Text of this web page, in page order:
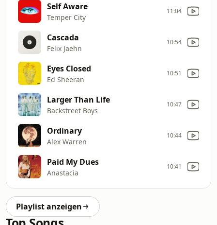
Self Aware
Temper City
11:04
Cascada
Felix Jaehn
10:54
Eyes Closed
Ed Sheeran
10:51
Larger Than Life
Backstreet Boys
10:47
Ordinary
Alex Warren
10:44
Paid My Dues
Anastacia
10:41
Playlist anzeigen